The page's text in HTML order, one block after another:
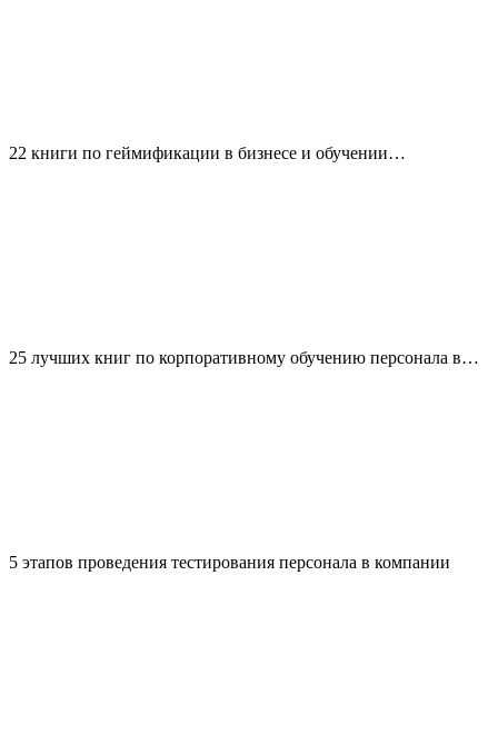
22 книги по геймификации в бизнесе и обучении…
25 лучших книг по корпоративному обучению персонала в…
5 этапов проведения тестирования персонала в компании